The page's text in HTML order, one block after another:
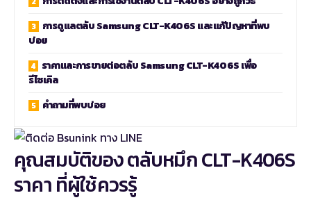
การดูแลตลับ Samsung CLT-K406S และแก้ปัญหาที่พบ
บ่อย
ราคาและการขายต่อตลับ Samsung CLT-K406S เพื่อ
รีไซเคิล
คำถามที่พบบ่อย
คุณสมบัติของ ตลับหมึก CLT-K406S
ราคา ที่ผู้ใช้ควรรู้